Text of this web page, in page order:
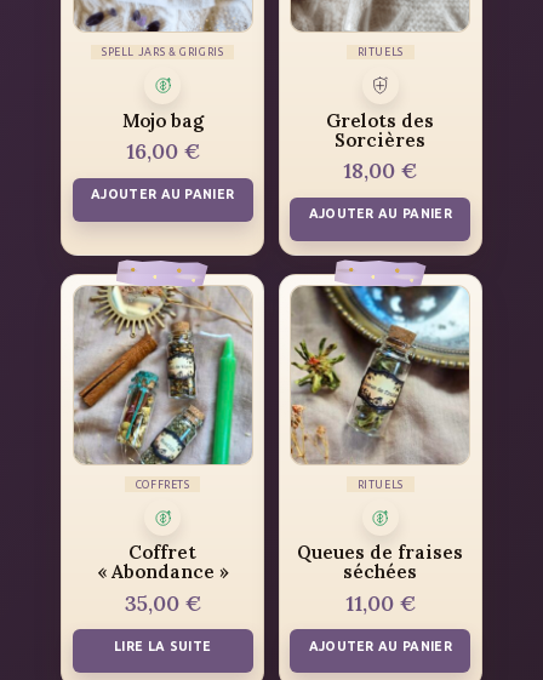
SPELL JARS & GRIGRIS
Mojo bag
16,00 €
AJOUTER AU PANIER
RITUELS
Grelots des
Sorcières
18,00€
AJOUTER AU PANIER
COFFRETS
Coffret
« Abondance »
35,00 €
LIRE LA SUITE
RITUELS
Queues de fraises
séchées
11,00 €
AJOUTER AU PANIER